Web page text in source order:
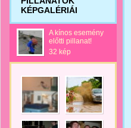
KÉPGALÉRIÁI
A kínos esemény
előtti pillanat!
32 kép